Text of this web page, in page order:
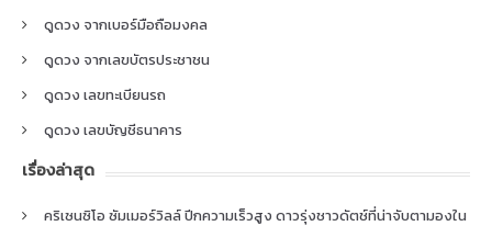
ดูดวง จากเบอร์มือถือมงคล
ดูดวง จากเลขบัตรประชาชน
ดูดวง เลขทะเบียนรถ
ดูดวง เลขบัญชีธนาคาร
เรื่องล่าสุด
คริเซนซิโอ ซัมเมอร์วิลล์ ปีกความเร็วสูง ดาวรุ่งชาวดัตช์ที่น่าจับตามองใน